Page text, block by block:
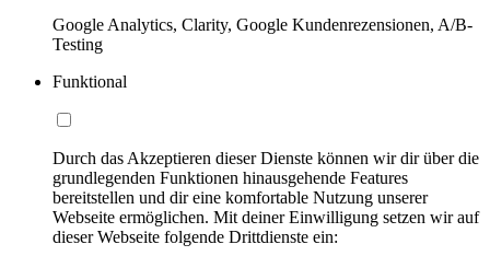
Google Analytics, Clarity, Google Kundenrezensionen, A/B-
Testing
Funktional
Durch das Akzeptieren dieser Dienste können wir dir über die
grundlegenden Funktionen hinausgehende Features
bereitstellen und dir eine komfortable Nutzung unserer
Webseite ermöglichen. Mit deiner Einwilligung setzen wir auf
dieser Webseite folgende Drittdienste ein: